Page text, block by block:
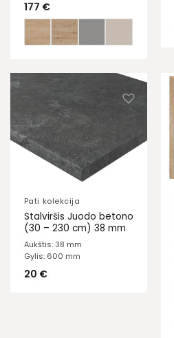
177 €
Pati kolekcija
Stalviršis Juodo betono
(30 – 230 cm) 38 mm
Aukštis: 38 mm
Gylis: 600 mm
20 €